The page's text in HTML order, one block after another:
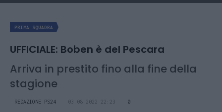
PRIMA SQUADRA
UFFICIALE: Boben è del Pescara
Arriva in prestito fino alla fine della
stagione
REDAZIONE PS24 03.08.2022 22:23 0